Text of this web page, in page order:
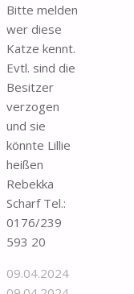
Bitte melden
wer diese
Katze kennt.
Evtl. sind die
Besitzer
verzogen
und sie
könnte Lillie
heißen
Rebekka
Scharf Tel.:
0176/239
593 20
09.04.2024